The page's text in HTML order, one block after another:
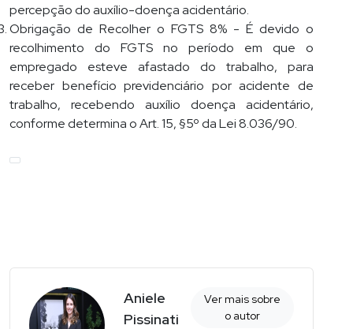
percepção do auxílio-doença acidentário.
Obrigação de Recolher o FGTS 8% - É devido o
recolhimento do FGTS no período em que o
empregado esteve afastado do trabalho, para
receber benefício previdenciário por acidente de
trabalho, recebendo auxílio doença acidentário,
conforme determina o Art. 15, §5º da Lei 8.036/90.
Aniele
Pissinati
Ver mais sobre
o autor